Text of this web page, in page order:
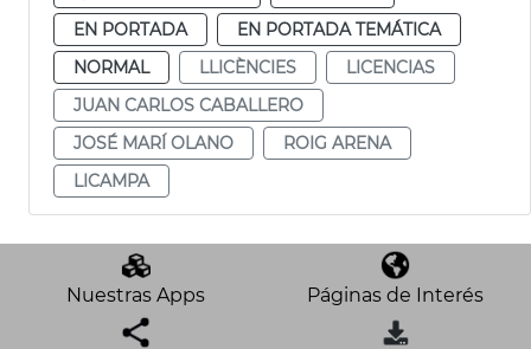
EN PORTADA
EN PORTADA TEMÁTICA
NORMAL
LLICÈNCIES
LICENCIAS
JUAN CARLOS CABALLERO
JOSÉ MARÍ OLANO
ROIG ARENA
LICAMPA
Nuestras Apps Páginas de Interés